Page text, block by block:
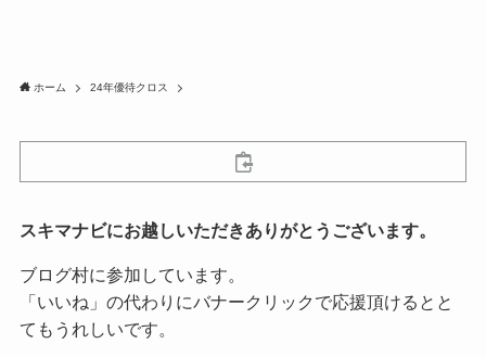
ホーム 24年優待クロス
スキマナビにお越しいただきありがとうございます。
ブログ村に参加しています。
「いいね」の代わりにバナークリックで応援頂けるとと
てもうれしいです。